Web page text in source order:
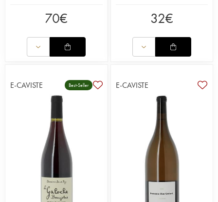
70€ 32€
E-CAVISTE Best-Seller E-CAVISTE